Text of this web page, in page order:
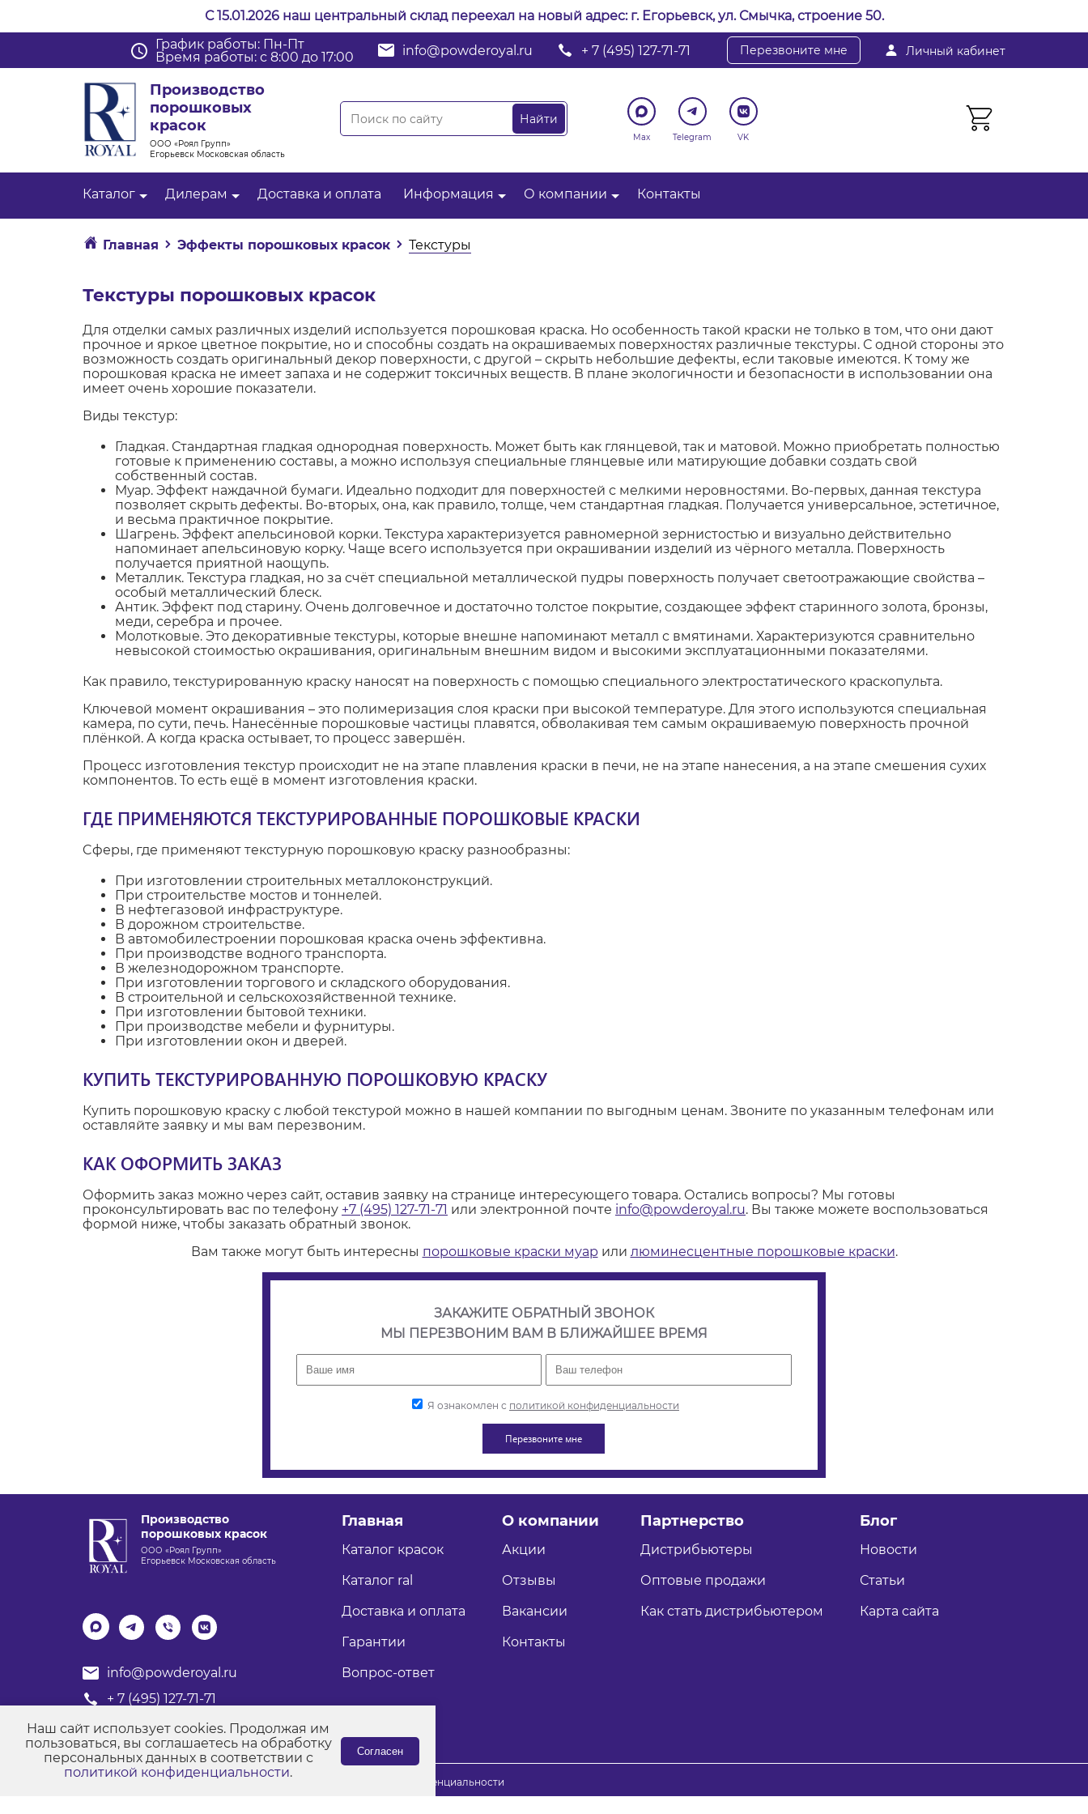
С 15.01.2026 наш центральный склад переехал на новый адрес: г. Егорьевск, ул. Смычка, строение 50.
Личный кабинет
График работы: Пн-Пт
Время работы: с 8:00 до 17:00
info@powderoyal.ru + 7 (495) 127-71-71 Перезвоните мне
Производство
порошковых
красок
ООО «Роял Групп»
Егорьевск Московская область
Max Telegram VK
Каталог Дилерам Доставка и оплата Информация О компании Контакты
Главная Эффекты порошковых красок Текстуры
Текстуры порошковых красок
Для отделки самых различных изделий используется порошковая краска. Но особенность такой краски не только в том, что они дают
прочное и яркое цветное покрытие, но и способны создать на окрашиваемых поверхностях различные текстуры. С одной стороны это
возможность создать оригинальный декор поверхности, с другой – скрыть небольшие дефекты, если таковые имеются. К тому же
порошковая краска не имеет запаха и не содержит токсичных веществ. В плане экологичности и безопасности в использовании она
имеет очень хорошие показатели.
Виды текстур:
Гладкая. Стандартная гладкая однородная поверхность. Может быть как глянцевой, так и матовой. Можно приобретать полностью
готовые к применению составы, а можно используя специальные глянцевые или матирующие добавки создать свой
собственный состав.
Муар. Эффект наждачной бумаги. Идеально подходит для поверхностей с мелкими неровностями. Во-первых, данная текстура
позволяет скрыть дефекты. Во-вторых, она, как правило, толще, чем стандартная гладкая. Получается универсальное, эстетичное,
и весьма практичное покрытие.
Шагрень. Эффект апельсиновой корки. Текстура характеризуется равномерной зернистостью и визуально действительно
напоминает апельсиновую корку. Чаще всего используется при окрашивании изделий из чёрного металла. Поверхность
получается приятной наощупь.
Металлик. Текстура гладкая, но за счёт специальной металлической пудры поверхность получает светоотражающие свойства –
особый металлический блеск.
Антик. Эффект под старину. Очень долговечное и достаточно толстое покрытие, создающее эффект старинного золота, бронзы,
меди, серебра и прочее.
Молотковые. Это декоративные текстуры, которые внешне напоминают металл с вмятинами. Характеризуются сравнительно
невысокой стоимостью окрашивания, оригинальным внешним видом и высокими эксплуатационными показателями.
Как правило, текстурированную краску наносят на поверхность с помощью специального электростатического краскопульта.
Ключевой момент окрашивания – это полимеризация слоя краски при высокой температуре. Для этого используются специальная
камера, по сути, печь. Нанесённые порошковые частицы плавятся, обволакивая тем самым окрашиваемую поверхность прочной
плёнкой. А когда краска остывает, то процесс завершён.
Процесс изготовления текстур происходит не на этапе плавления краски в печи, не на этапе нанесения, а на этапе смешения сухих
компонентов. То есть ещё в момент изготовления краски.
ГДЕ ПРИМЕНЯЮТСЯ ТЕКСТУРИРОВАННЫЕ ПОРОШКОВЫЕ КРАСКИ
Cферы, где применяют текстурную порошковую краску разнообразны:
При изготовлении строительных металлоконструкций.
При строительстве мостов и тоннелей.
В нефтегазовой инфраструктуре.
В дорожном строительстве.
В автомобилестроении порошковая краска очень эффективна.
При производстве водного транспорта.
В железнодорожном транспорте.
При изготовлении торгового и складского оборудования.
В строительной и сельскохозяйственной технике.
При изготовлении бытовой техники.
При производстве мебели и фурнитуры.
При изготовлении окон и дверей.
КУПИТЬ ТЕКСТУРИРОВАННУЮ ПОРОШКОВУЮ КРАСКУ
Купить порошковую краску с любой текстурой можно в нашей компании по выгодным ценам. Звоните по указанным телефонам или
оставляйте заявку и мы вам перезвоним.
КАК ОФОРМИТЬ ЗАКАЗ
Оформить заказ можно через сайт, оставив заявку на странице интересующего товара. Остались вопросы? Мы готовы
проконсультировать вас по телефону +7 (495) 127-71-71 или электронной почте info@powderoyal.ru. Вы также можете воспользоваться
формой ниже, чтобы заказать обратный звонок.
Вам также могут быть интересны порошковые краски муарили люминесцентные порошковые краски.
ЗАКАЖИТЕ ОБРАТНЫЙ ЗВОНОК
МЫ ПЕРЕЗВОНИМ ВАМ В БЛИЖАЙШЕЕ ВРЕМЯ
Я ознакомлен с политикой конфиденциальности
Производство
порошковых красок
ООО «Роял Групп»
Егорьевск Московская область
info@powderoyal.ru
+ 7 (495) 127-71-71
График работы: Пн-Пт
Время работы: с 8:00 до 17:00
Главная
Каталог красок
Каталог ral
Доставка и оплата
Гарантии
Вопрос-ответ
О компании
Акции
Отзывы
Вакансии
Контакты
Партнерство
Дистрибьютеры
Оптовые продажи
Как стать дистрибьютером
Блог
Новости
Статьи
Карта сайта
© Порошковые краски "Роял Групп" 2017-2026 Политика конфиденциальности
Наш сайт использует cookies. Продолжая им
пользоваться, вы соглашаетесь на обработку
персональных данных в соответствии с
политикой конфиденциальности.
Согласен